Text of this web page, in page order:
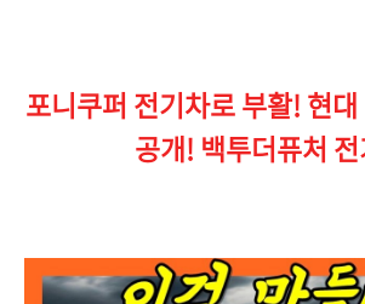
포니쿠퍼 전기차로 부활! 현
공개! 백투더퓨처